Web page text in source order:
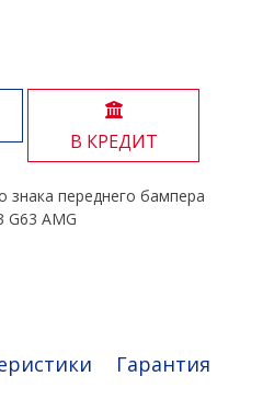
В КРЕДИТ
знака переднего бампера
G63 AMG
Гарантия